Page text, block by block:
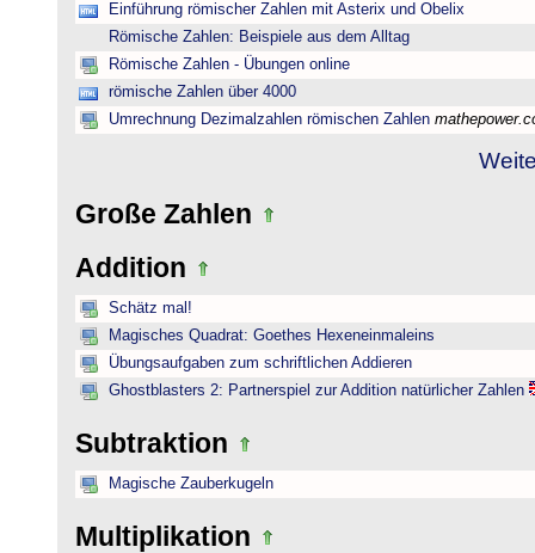
Einführung römischer Zahlen mit Asterix und Obelix
Römische Zahlen: Beispiele aus dem Alltag
Römische Zahlen - Übungen online
römische Zahlen über 4000
Umrechnung Dezimalzahlen römischen Zahlen
Große Zahlen
Addition
Schätz mal!
Magisches Quadrat: Goethes Hexeneinmaleins
Übungsaufgaben zum schriftlichen Addieren
Ghostblasters 2: Partnerspiel zur Addition natürlicher Zahlen
Subtraktion
Magische Zauberkugeln
Multiplikation